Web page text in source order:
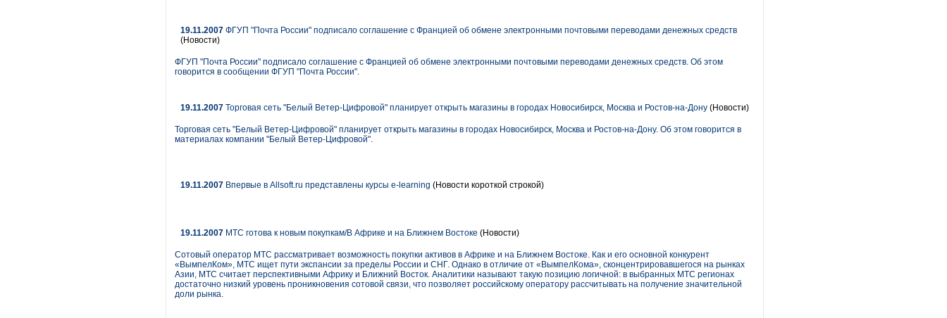
19.11.2007 ФГУП "Почта России" подписало соглашение с Францией об обмене электронными почтовыми переводами денежных средств
(Новости)
ФГУП "Почта России" подписало соглашение с Францией об обмене электронными почтовыми переводами денежных средств. Об этом
говорится в сообщении ФГУП "Почта России".
19.11.2007 Торговая сеть "Белый Ветер-Цифровой" планирует открыть магазины в городах Новосибирск, Москва и Ростов-на-Дону (Новости)
Торговая сеть "Белый Ветер-Цифровой" планирует открыть магазины в городах Новосибирск, Москва и Ростов-на-Дону. Об этом говорится в
материалах компании "Белый Ветер-Цифровой".
19.11.2007 Впервые в Allsoft.ru представлены курсы е-learning (Новости короткой строкой)
19.11.2007 МТС готова к новым покупкам/В Африке и на Ближнем Востоке (Новости)
Сотовый оператор МТС рассматривает возможность покупки активов в Африке и на Ближнем Востоке. Как и его основной конкурент
«ВымпелКом», МТС ищет пути экспансии за пределы России и СНГ. Однако в отличие от «ВымпелКома», сконцентрировавшегося на рынках
Азии, МТС считает перспективными Африку и Ближний Восток. Аналитики называют такую позицию логичной: в выбранных МТС регионах
достаточно низкий уровень проникновения сотовой связи, что позволяет российскому оператору рассчитывать на получение значительной
доли рынка.